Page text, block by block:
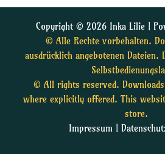
Copyright © 2026 Inka Lilie |
© Alle Rechte vorbehalten.
ausdrücklich angebotenen Dateien.
© All rights reserved.
where explicitly offered. This
store.
Impressum|